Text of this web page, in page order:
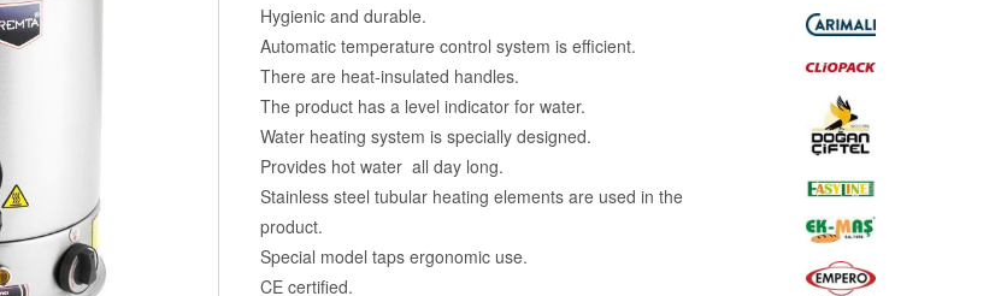
Hygienic and durable.
Automatic temperature control system is efficient.
There are heat-insulated handles.
The product has a level indicator for water.
Water heating system is specially designed.
Provides hot water all day long.
Stainless steel tubular heating elements are used in the
product.
Special model taps ergonomic use.
CE certified.